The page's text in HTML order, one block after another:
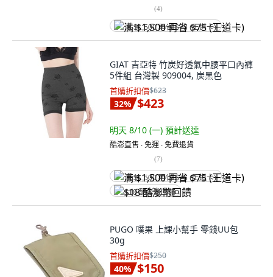
(4)
满 $1,500 再省 $75 (王道卡)
GIAT 吉亞特 竹炭好透氣中腰平口內褲
5件組 台灣製 909004, 炭黑色
首購折扣價$623
32% $423
明天 8/10 (一) 預計送達
酷澎直售 ∙ 免運 ∙ 免費退貨
(7)
满 $1,500 再省 $75 (王道卡)
$18 酷澎幣回饋
PUGO 噗果 上課小幫手 零錢UU包
30g
首購折扣價$250
40% $150